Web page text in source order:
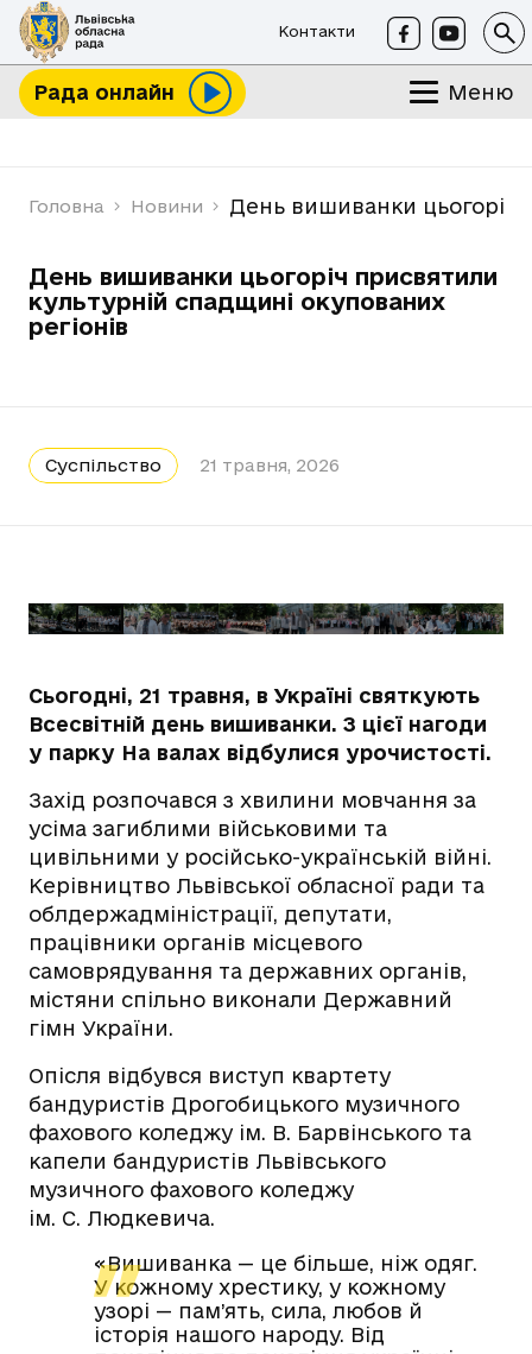
Контакти
Рада онлайн Меню
Головна Новини День вишиванки цьогоріч
День вишиванки цьогоріч присвятили
культурній спадщині окупованих
регіонів
Суспільство 21 травня, 2026
Сьогодні, 21 травня, в Україні святкують
Всесвітній день вишиванки. З цієї нагоди
у парку На валах відбулися урочистості.
Захід розпочався з хвилини мовчання за
усіма загиблими військовими та
цивільними у російсько-українській війні.
Керівництво Львівської обласної ради та
облдержадміністрації, депутати,
працівники органів місцевого
самоврядування та державних органів,
містяни спільно виконали Державний
гімн України.
Опісля відбувся виступ квартету
бандуристів Дрогобицького музичного
фахового коледжу ім. В. Барвінського та
капели бандуристів Львівського
музичного фахового коледжу
ім. С. Людкевича.
«Вишиванка — це більше, ніж одяг.
У кожному хрестику, у кожному
узорі — пам’ять, сила, любов й
історія нашого народу. Від